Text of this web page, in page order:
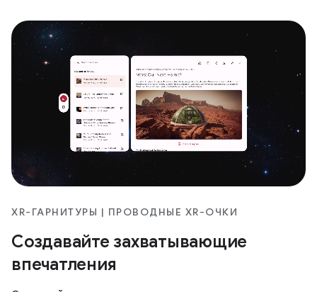
XR-ГАРНИТУРЫ | ПРОВОДНЫЕ XR-ОЧКИ
Создавайте захватывающие
впечатления